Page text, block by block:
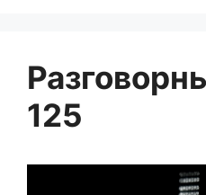
125